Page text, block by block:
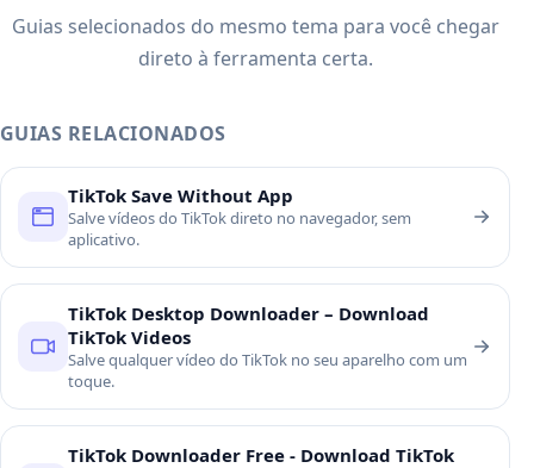
Guias selecionados do mesmo tema para você chegar
direto à ferramenta certa.
GUIAS RELACIONADOS
TikTok Save Without App
Salve vídeos do TikTok direto no navegador, sem
aplicativo.
TikTok Desktop Downloader – Download
TikTok Videos
Salve qualquer vídeo do TikTok no seu aparelho com um
toque.
TikTok Downloader Free - Download TikTok